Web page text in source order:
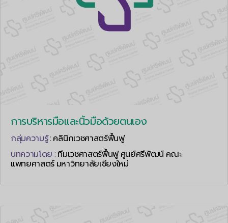
การบริหารมือและนิ้วมือด้วยตนเอง
กลุ่มความรู้ : คลินิกเวชศาสตร์ฟื้นฟู
บทความโดย : ทีมเวชศาสตร์ฟื้นฟู ศูนย์ศรีพัฒน์ คณะ
แพทยศาสตร์ มหาวิทยาลัยเชียงใหม่